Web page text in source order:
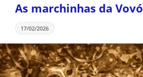
As marchinhas da Vovó
17/02/2026